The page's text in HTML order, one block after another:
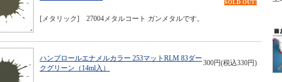
SOLD OUT!
[メタリック] 27004メタルコート ガンメタルです。
ハンブロールエナメルカラー 253マットRLM 83ダー
クグリーン（14ml入）
300円(税込330円)